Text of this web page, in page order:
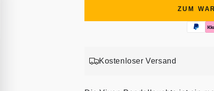
ZUM
Kostenloser Versand